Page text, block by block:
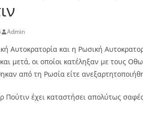
Admin
Αυτοκρατορία και η Ρωσική
μετά, οι οποίοι κατέληξαν με τους
από τη Ρωσία είτε
Πούτιν έχει καταστήσει απολύτως